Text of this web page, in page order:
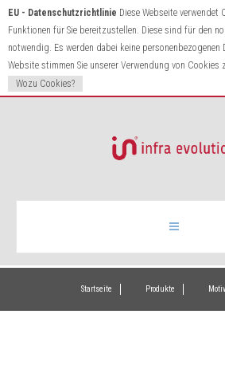
EU - Datenschutzrichtlinie Diese Webseite
Funktionen für Sie bereitzustellen. Diese sind für den
notwendig. Es werden dabei keine
Website stimmen Sie unserer Verwendung von Cookies
Wozu Cookies?
Infrarotheizung
Startseite Produkte